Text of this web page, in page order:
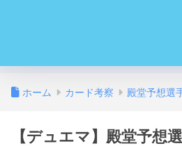
ホーム カード考察 殿堂予想選
【デュエマ】殿堂予想